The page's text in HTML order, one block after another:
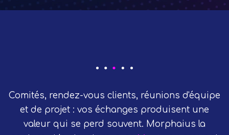
Comités, rendez-vous clients, réunions d'équipe
et de projet : vos échanges produisent une
valeur qui se perd souvent. Morphaius la